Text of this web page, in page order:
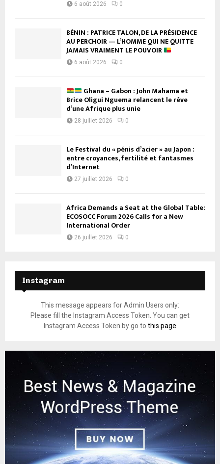
6 août 2026 0
BÉNIN : PATRICE TALON, DE LA PRÉSIDENCE
AU PERCHOIR — L’HOMME QUI NE QUITTE
JAMAIS VRAIMENT LE POUVOIR
6 août 2026 0
Ghana – Gabon : John Mahama et
Brice Oligui Nguema relancent le rêve
d’une Afrique plus unie
28 juillet 2026 0
Le Festival du « pénis d’acier » au Japon :
entre croyances, fertilité et fantasmes
d’Internet
27 juillet 2026 0
Africa Demands a Seat at the Global Table:
ECOSOCC Forum 2026 Calls for a New
International Order
26 juillet 2026 0
Instagram
This message appears for Admin Users only:
Please fill the Instagram Access Token. You can get
Instagram Access Token by go to this page